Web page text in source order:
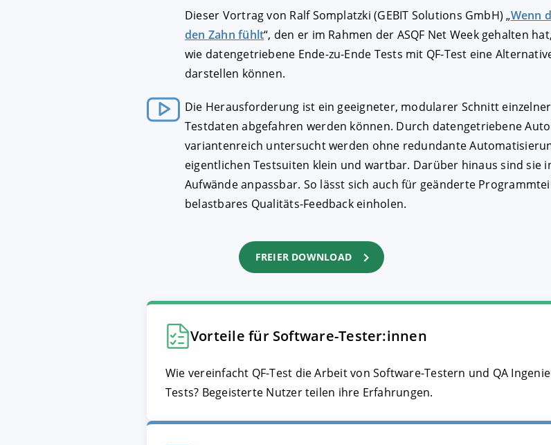
Dieser Vortrag von Ralf Somplatzki (GEBIT Solutions GmbH) „Wenn
den Zahn fühlt“, den er im Rahmen der ASQF Net Week gehalten
wie datengetriebene Ende-zu-Ende Tests mit QF-Test eine
darstellen können.
Die Herausforderung ist ein geeigneter, modularer Schnitt
Testdaten abgefahren werden können. Durch datengetriebene
variantenreich untersucht werden ohne redundante
eigentlichen Testsuiten klein und wartbar. Darüber hinaus sind sie
Aufwände anpassbar. So lässt sich auch für geänderte
belastbares Qualitäts-Feedback einholen.
FREIER DOWNLOAD
Vorteile für Software-Tester:innen
Wie vereinfacht QF-Test die Arbeit von Software-Testern und QA
Tests? Begeisterte Nutzer teilen ihre Erfahrungen.